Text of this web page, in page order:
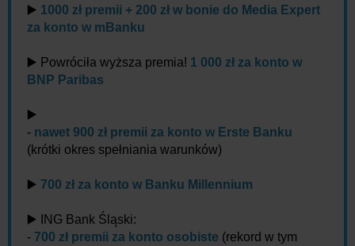
▶️ 1000 zł premii + 200 zł w bonie do Media Expert
za konto w mBanku
▶️ Powróciła wyższa premia! 1 000 zł za konto w
BNP Paribas
▶️
- nawet 900 zł premii za konto w Erste Banku
(krótki okres spełniania warunków)
▶️ 700 zł za konto w Banku Millennium
▶️ ING Bank Śląski:
- 700 zł premii za konto osobiste (rekord w tym